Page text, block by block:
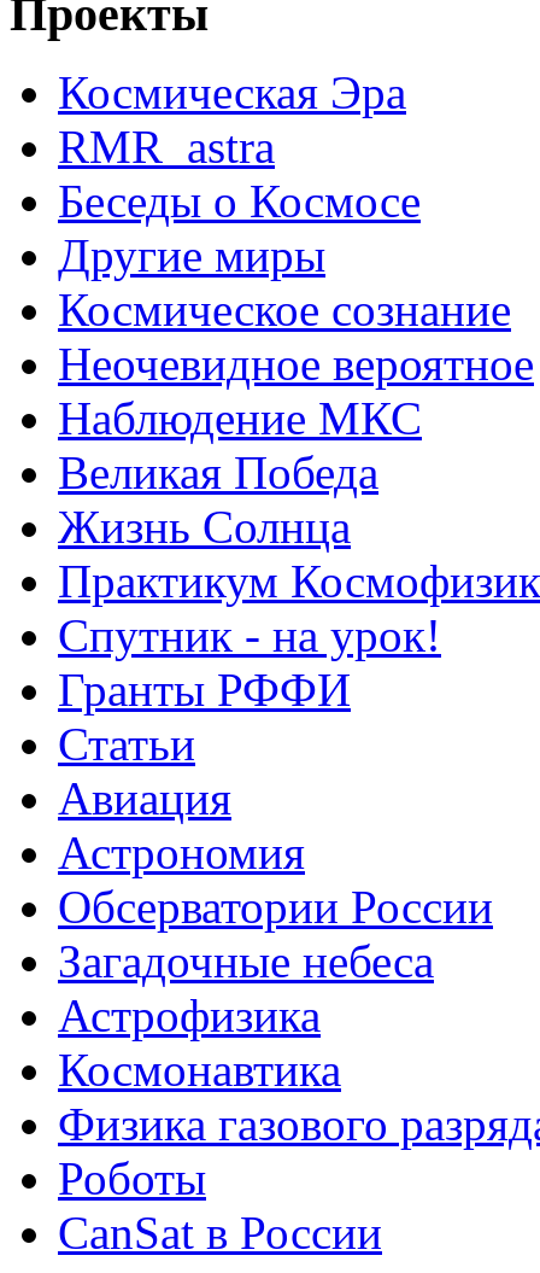
Проекты
Космическая Эра
RMR_astra
Беседы о Космосе
Другие миры
Космическое сознание
Неочевидное вероятное
Наблюдение МКС
Великая Победа
Жизнь Солнца
Практикум
Спутник - на урок!
Гранты РФФИ
Статьи
Авиация
Астрономия
Обсерватории России
Загадочные небеса
Астрофизика
Космонавтика
Физика газового
Роботы
CanSat в России